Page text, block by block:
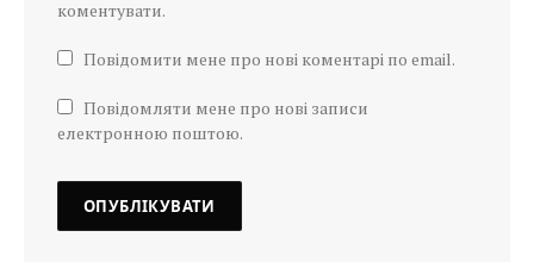
коментувати.
Повідомити мене про нові коментарі по email.
Повідомляти мене про нові записи
електронною поштою.